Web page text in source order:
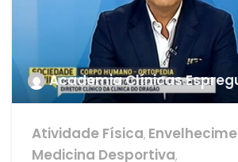
Academia Clínicas
Atividade Física,
Medicina Desportiva,